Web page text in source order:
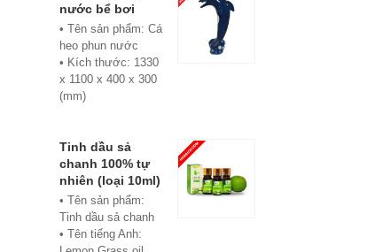
nước bể bơi
• Tên sản phẩm: Cá
heo phun nước
• Kích thước: 1330
x 1100 x 400 x 300
(mm)
Composite
• Phân phối:
Hoabico
Tinh dầu sả
chanh 100% tự
nhiên (loại 10ml)
• Tên sản phẩm:
Tinh dầu sả chanh
• Tên tiếng Anh: